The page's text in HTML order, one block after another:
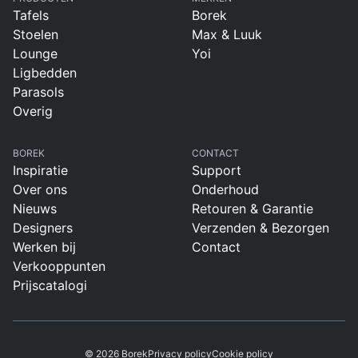
Tafels
Stoelen
Lounge
Ligbedden
Parasols
Overig
Borek
Max & Luuk
Yoi
BOREK
Inspiratie
Over ons
Nieuws
Designers
Werken bij
Verkooppunten
Prijscatalogi
CONTACT
Support
Onderhoud
Retouren & Garantie
Verzenden & Bezorgen
Contact
© 2026 BorekPrivacy policyCookie policy